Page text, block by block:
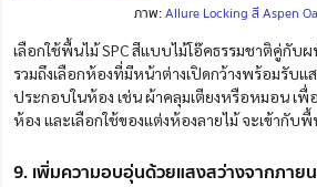
ภาพ:Allure Locking สี Aspen
เลือกใช้พื้นไม้ SPC สีแบบไม้โอ๊คธรรมชาติคู่กับ
รวมถึงเลือกห้องที่มีหน้าต่างเปิดกว้างพร้อมรับแ
ประกอบในห้อง เช่น ผ้าคลุมเตียงหรือหมอน เพื่
ห้อง และเลือกใช้ของแต่งห้องลายไม้ จะเข้ากับพื้
9. เพิ่มความอบอุ่นด้วยแสงสว่างจากภาย